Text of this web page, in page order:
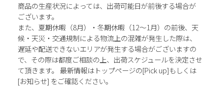
商品の生産状況によっては、出荷可能日が前後する場合が
ございます。
また、夏期休暇（8月）・冬期休暇（12～1月）の前後、天
候・天災・交通規制による物流上の混雑が発生した際は、
遅延や配送できないエリアが発生する場合がございますの
で、その際は都度ご相談の上、出荷スケジュールを決定させ
て頂きます。 最新情報はトップページの[Pick up]もしくは
[お知らせ] をご確認ください。